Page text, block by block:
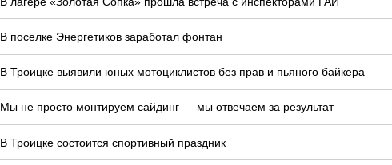
В поселке Энергетиков заработал фонтан
В Троицке выявили юных мотоциклистов без прав и пьяного байкера
Мы не просто монтируем сайдинг — мы отвечаем за результат
В Троицке состоится спортивный праздник